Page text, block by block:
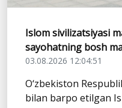
Islom sivilizatsiyasi
sayohatning bosh
03.08.2026 12:04:51
O‘zbekiston
bilan barpo etilgan